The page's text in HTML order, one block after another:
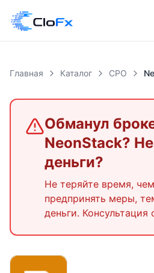
Главная Каталог СРО
Обманул
NeonStack?
деньги?
Не теряйте время,
предпринять меры,
деньги. Консультация